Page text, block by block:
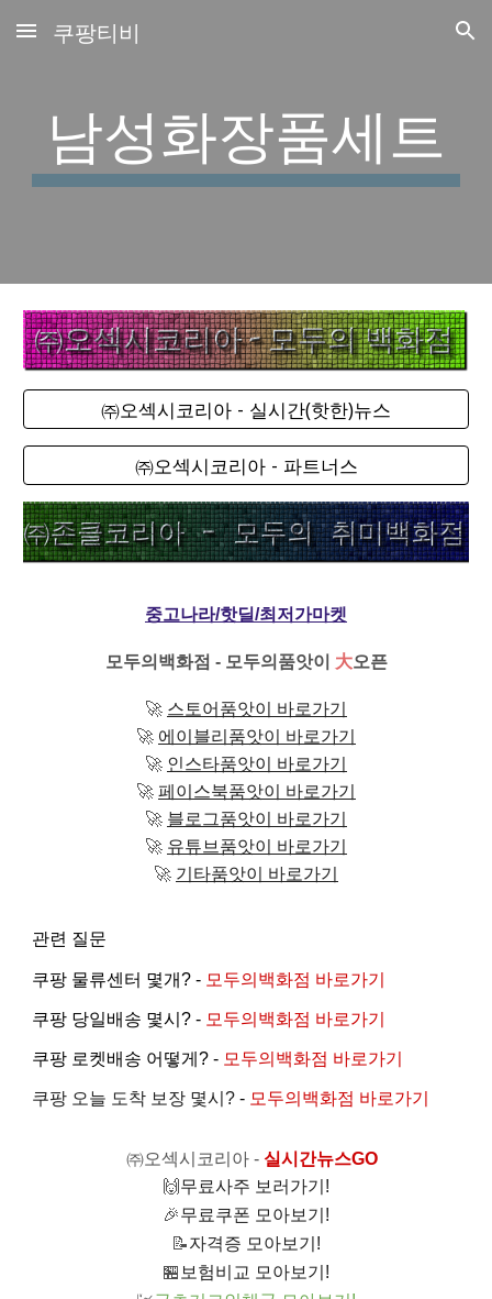
Skip to main content Skip to navigation
쿠팡티비
남성화장품세트
㈜오섹시코리아 - 실시간(핫한)뉴스
㈜오섹시코리아 - 파트너스
중고나라/핫딜/최저가마켓
모두의백화점 - 모두의품앗이 大오픈
🚀 스토어품앗이 바로가기
🚀 에이블리품앗이 바로가기
🚀 인스타품앗이 바로가기
🚀 페이스북품앗이 바로가기
🚀 블로그품앗이 바로가기
🚀 유튜브품앗이 바로가기
🚀 기타품앗이 바로가기
관련 질문
쿠팡 물류센터 몇개? - 모두의백화점 바로가기
쿠팡 당일배송 몇시? - 모두의백화점 바로가기
쿠팡 로켓배송 어떻게? - 모두의백화점 바로가기
쿠팡 오늘 도착 보장 몇시? - 모두의백화점 바로가기
㈜오섹시코리아- 실시간뉴스GO
🙌 무료사주 보러가기!
🎉무료쿠폰 모아보기!
📝자격증 모아보기!
🏪 보험비교 모아보기!